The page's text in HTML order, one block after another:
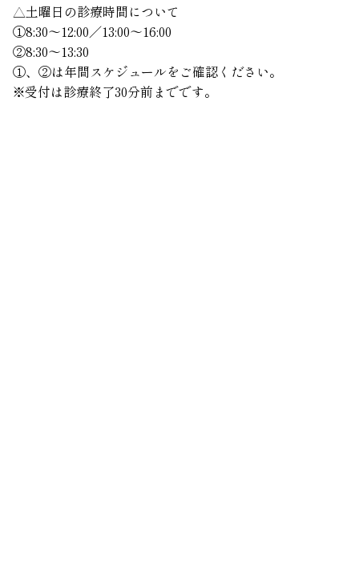
△土曜日の診療時間について
①8:30〜12:00／13:00〜16:00
②8:30〜13:30
①、②は年間スケジュールをご確認ください。
※受付は診療終了30分前までです。